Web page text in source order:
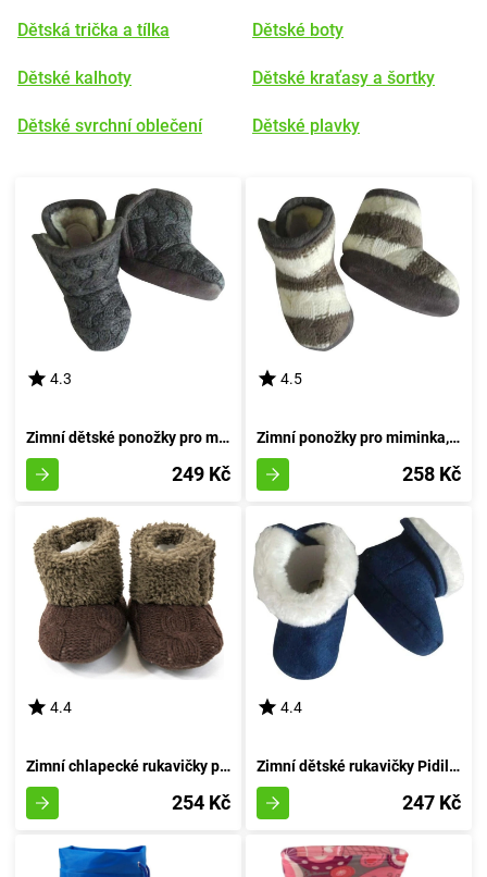
Dětská trička a tílka
Dětské kalhoty
Dětské svrchní oblečení
Dětské boty
Dětské kraťasy a šortky
Dětské plavky
4.3
Zimní dětské ponožky pro miminka, Pidilidi, PD0555-09, šedé - velikost 74/80 | pro věk 9-12 měsíců
249 Kč
4.5
Zimní ponožky pro miminka, Pidilidi, PD0558-09, šedá - velikost 74/80 | 9-12 měsíců
258 Kč
4.4
Zimní chlapecké rukavičky pro miminka, Pidilidi, PD0562-18, hnědé barvy - velikost 74/80 | 9-12 měsíců
254 Kč
4.4
Zimní dětské rukavičky Pidilidi, PD0556-04, azurová - velikost 68/74 | pro věk 6-9 měsíců
247 Kč